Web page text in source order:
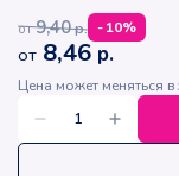
от 9,40р. -10%
от 8,46 р.
Цена может меняться в